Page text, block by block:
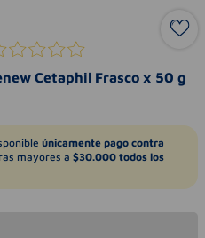
Cetaphil Frasco x 50 g
únicamente pago contra
mayores a $30.000 todos los